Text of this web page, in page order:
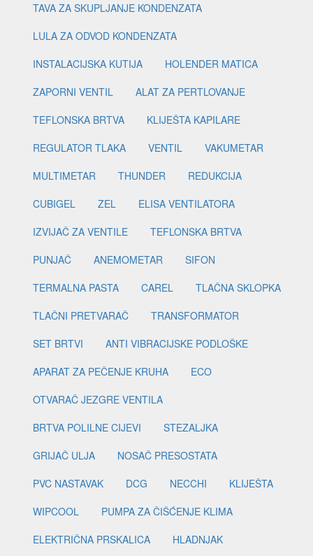
TAVA ZA SKUPLJANJE KONDENZATA
LULA ZA ODVOD KONDENZATA
INSTALACIJSKA KUTIJA
HOLENDER MATICA
ZAPORNI VENTIL
ALAT ZA PERTLOVANJE
TEFLONSKA BRTVA
KLIJEŠTA KAPILARE
REGULATOR TLAKA
VENTIL
VAKUMETAR
MULTIMETAR
THUNDER
REDUKCIJA
CUBIGEL
ZEL
ELISA VENTILATORA
IZVIJAČ ZA VENTILE
TEFLONSKA BRTVA
PUNJAČ
ANEMOMETAR
SIFON
TERMALNA PASTA
CAREL
TLAČNA SKLOPKA
TLAČNI PRETVARAČ
TRANSFORMATOR
SET BRTVI
ANTI VIBRACIJSKE PODLOŠKE
APARAT ZA PEČENJE KRUHA
ECO
OTVARAČ JEZGRE VENTILA
BRTVA POLILNE CIJEVI
STEZALJKA
GRIJAČ ULJA
NOSAČ PRESOSTATA
PVC NASTAVAK
DCG NECCHI
KLIJEŠTA
WIPCOOL
PUMPA ZA ČIŠĆENJE KLIMA
ELEKTRIČNA PRSKALICA
HLADNJAK